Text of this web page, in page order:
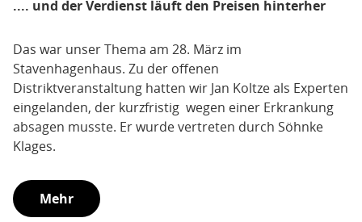
.... und der Verdienst läuft den Preisen hinterher
Das war unser Thema am 28. März im
Stavenhagenhaus. Zu der offenen
Distriktveranstaltung hatten wir Jan Koltze als Experten
eingelanden, der kurzfristig wegen einer Erkrankung
absagen musste. Er wurde vertreten durch Söhnke
Klages.
Mehr